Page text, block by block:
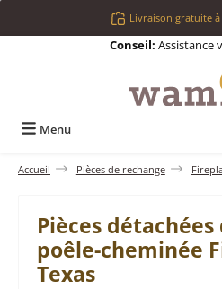
Passer au contenu principalLivraison gratuite
Conseil: Assistance
Menu
Accueil Pièces de rechange
Pièces
poêle-cheminée
Texas